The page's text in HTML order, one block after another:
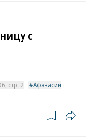
с
стр. 2
Афанасий